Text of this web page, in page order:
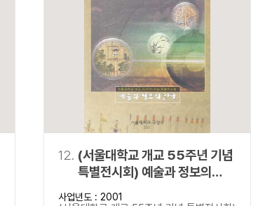
12. (서울대학교 개교 55주년 기념
특별전시회) 예술과 정보의
만남
사업년도 : 2001